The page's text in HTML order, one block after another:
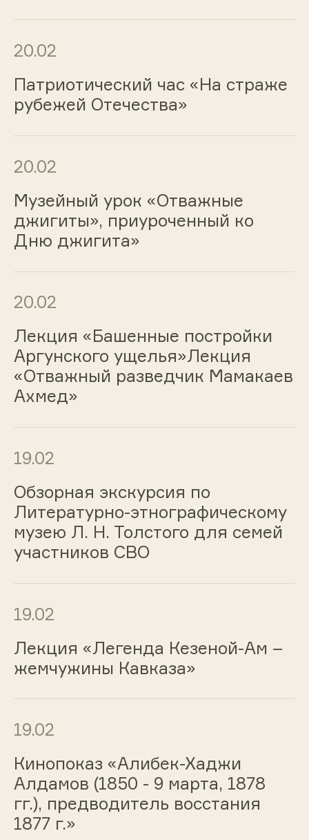
20.02
Патриотический час «На страже
рубежей Отечества»
20.02
Музейный урок «Отважные
джигиты», приуроченный ко
Дню джигита»
20.02
Лекция «Башенные постройки
Аргунского ущелья»Лекция
«Отважный разведчик Мамакаев
Ахмед»
19.02
Обзорная экскурсия по
Литературно-этнографическому
музею Л. Н. Толстого для семей
участников СВО
19.02
Лекция «Легенда Кезеной-Ам –
жемчужины Кавказа»
19.02
Кинопоказ «Алибек-Хаджи
Алдамов (1850 - 9 марта, 1878
гг.), предводитель восстания
1877 г.»